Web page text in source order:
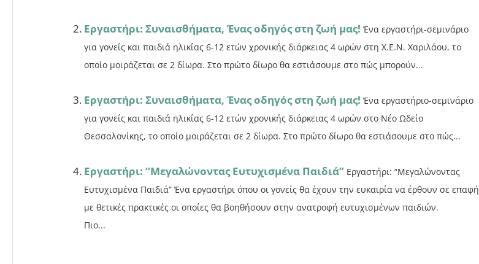
Εργαστήρι: Συναισθήματα, Ένας οδηγός στη ζωή μας! Ένα εργαστήρι-σεμινάριο
για γονείς και παιδιά ηλικίας 6-12 ετών χρονικής διάρκειας 4 ωρών στη Χ.Ε.Ν. Χαριλάου, το
οποίο μοιράζεται σε 2 δίωρα. Στο πρώτο δίωρο θα εστιάσουμε στο πώς μπορούν...
Εργαστήρι: Συναισθήματα, Ένας οδηγός στη ζωή μας! Ένα εργαστήριο-σεμινάριο
για γονείς και παιδιά ηλικίας 6-12 ετών χρονικής διάρκειας 4 ωρών στο Νέο Ωδείο
Θεσσαλονίκης, το οποίο μοιράζεται σε 2 δίωρα. Στο πρώτο δίωρο θα εστιάσουμε στο πώς...
Εργαστήρι: “Μεγαλώνοντας Ευτυχισμένα Παιδιά” Εργαστήρι: “Μεγαλώνοντας
Ευτυχισμένα Παιδιά” Ένα εργαστήρι όπου οι γονείς θα έχουν την ευκαιρία να έρθουν σε επαφή
με θετικές πρακτικές οι οποίες θα βοηθήσουν στην ανατροφή ευτυχισμένων παιδιών.
Πιο...